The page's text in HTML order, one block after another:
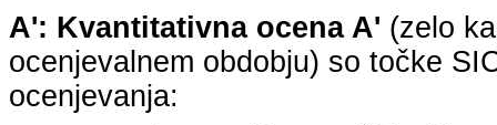
A': Kvantitativna ocena A' (zelo
ocenjevalnem obdobju) so točke
ocenjevanja: